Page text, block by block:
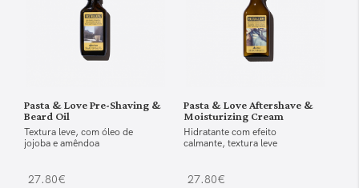
Pasta & Love Pre-Shaving &
Beard Oil
Textura leve, com óleo de
jojoba e amêndoa
27.80€
Pasta & Love Aftershave &
Moisturizing Cream
Hidratante com efeito
calmante, textura leve
27.80€